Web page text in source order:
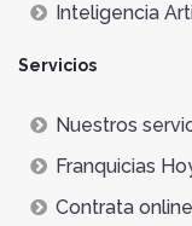
Inteligencia
Servicios
Nuestros
Franquicias
Contrata online